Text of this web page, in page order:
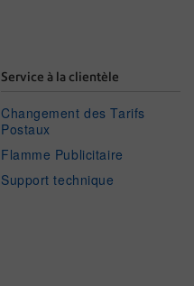
Service à la clientèle
Changement des Tarifs
Postaux
Flamme Publicitaire
Support technique